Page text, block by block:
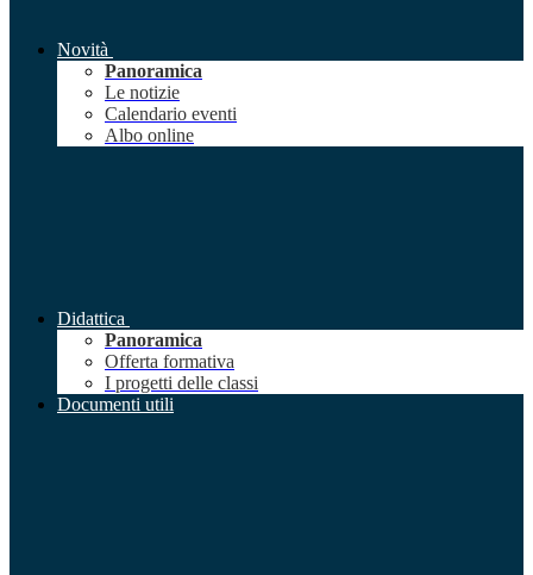
Novità
Panoramica
Le notizie
Calendario eventi
Albo online
Didattica
Panoramica
Offerta formativa
I progetti delle classi
Documenti utili